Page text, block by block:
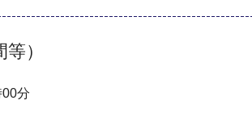
）
分